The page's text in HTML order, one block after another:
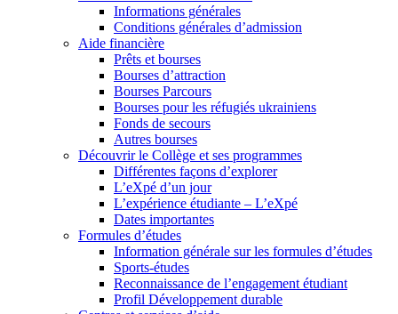
Informations générales
Conditions générales d’admission
Aide financière
Prêts et bourses
Bourses d’attraction
Bourses Parcours
Bourses pour les réfugiés ukrainiens
Fonds de secours
Autres bourses
Découvrir le Collège et ses programmes
Différentes façons d’explorer
L’eXpé d’un jour
L’expérience étudiante – L’eXpé
Dates importantes
Formules d’études
Information générale sur les formules d’études
Sports-études
Reconnaissance de l’engagement étudiant
Profil Développement durable